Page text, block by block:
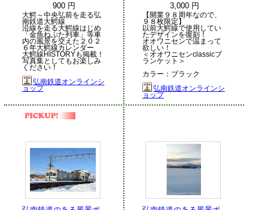
900 円
大鰐～中央弘前を走る弘
南鉄道大鰐線
沿線を走る大鰐線はじめ
「金魚ねぷた列車」等車
内の風景を交えた２０２
６年大鰐線カレンダー
大鰐線HISTORYも掲載！
写真集としてもお楽しみ
ください！
弘南鉄道オンラインシ
ョップ
3,000 円
【開業９８周年なので、
９８枚限定】
以前大鰐線で使用してい
たデザインを復刻！
オオワニセンで温まって
欲しい！
＜オオワニセンclassicブ
ランケット＞
カラー：ブラック
弘南鉄道オンラインシ
ョップ